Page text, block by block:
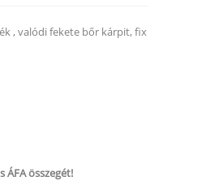
, valódi fekete bőr kárpit, fix
ÁFA összegét!